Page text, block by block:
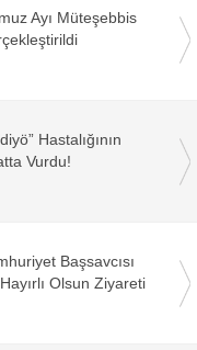
Ayı Müteşebbis
Hastalığının
Vurdu!
Başsavcısı
Olsun Ziyareti